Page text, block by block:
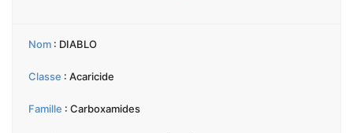
Nom : DIABLO
Classe : Acaricide
Famille : Carboxamides